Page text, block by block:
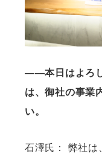
——本日はよろ
は、御社の事業
い。
石澤氏： 弊社は